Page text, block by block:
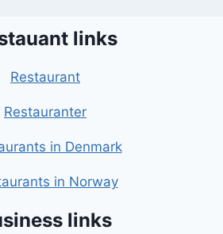
links
Restaurant
Restauranter
in Denmark
in Norway
links